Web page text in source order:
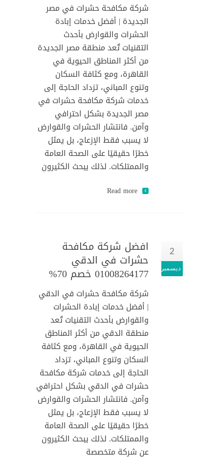
شركة مكافحة حشرات في مصر
الجديدة | أفضل خدمات إبادة
الحشرات والقوارض بأحدث
التقنيات تُعد منطقة مصر الجديدة
من أكثر المناطق الحيوية في
القاهرة، ومع كثافة السكان
وتنوع المباني، تزداد الحاجة إلى
خدمات شركة مكافحة حشرات في
مصر الجديدة بشكل احترافي
وآمن. فانتشار الحشرات والقوارض
لا يسبب فقط الإزعاج، بل يمثل
خطرًا حقيقيًا على الصحة العامة
والممتلكات. لذلك يبحث الكثيرون
Read more
2
ديسمبر
افضل شركة مكافحة
حشرات في الدقي
01008264177 خصم 70%
شركة مكافحة حشرات في الدقي
| أفضل خدمات إبادة الحشرات
والقوارض بأحدث التقنيات تُعد
منطقة الدقي من أكثر المناطق
الحيوية في القاهرة، ومع كثافة
السكان وتنوع المباني، تزداد
الحاجة إلى خدمات شركة مكافحة
حشرات في الدقي بشكل احترافي
وآمن. فانتشار الحشرات والقوارض
لا يسبب فقط الإزعاج، بل يمثل
خطرًا حقيقيًا على الصحة العامة
والممتلكات. لذلك يبحث الكثيرون
عن شركة متخصصة